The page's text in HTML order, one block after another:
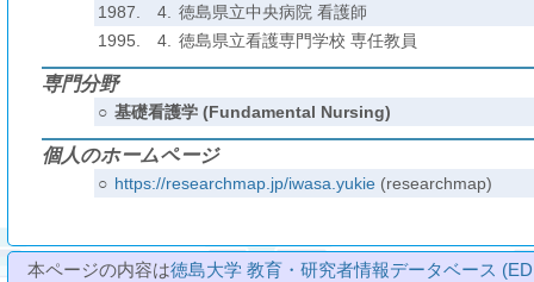
1987. 4.
徳島県立中央病院 看護師
1995.
4. 徳島県立看護専門学校 専任教員
専門分野
○ 基礎看護学 (Fundamental Nursing)
個人のホームページ
○ https://researchmap.jp/iwasa.yukie(researchmap)
本ページの内容は徳島大学 教育・研究者情報データベース